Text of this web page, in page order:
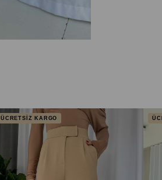
ÜCRETSİZ KARGO